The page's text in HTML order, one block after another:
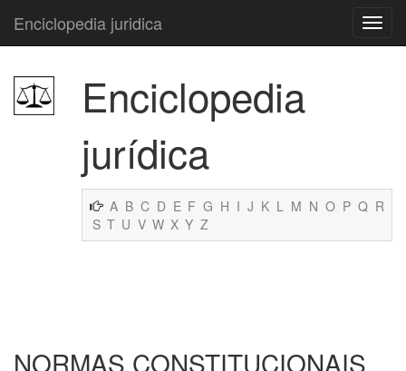
Enciclopedia juridica
Enciclopedia
jurídica
A B C D E F G H I J K L M N O P Q R
S T U V W X Y Z
NORMAS CONSTITUCIONAIS